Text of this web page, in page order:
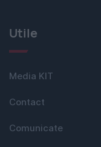
Utile
Media KIT
Contact
Comunicate